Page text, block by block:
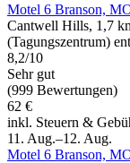
Motel 6 Branson,
Cantwell Hills, 1,7
(Tagungszentrum)
8,2/10
Sehr gut
(999 Bewertungen)
62 €
inkl. Steuern &
11. Aug.–12. Aug.
Motel 6 Branson,